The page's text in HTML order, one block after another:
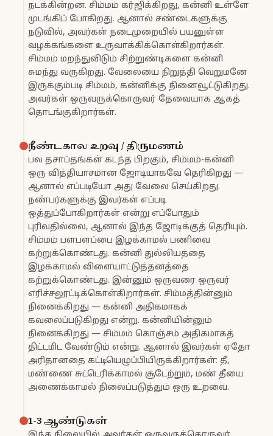
நடக்கின்றன. சிம்மம் கர்ஜிக்கிறது, கன்னி உள்ளே
முடங்கிப் போகிறது. ஆனால் சண்டைகளுக்கு
நடுவில், அவர்கள் நடைமுறையில் பயனுள்ள
வழக்கங்களை உருவாக்கிக்கொள்கிறார்கள்.
சிம்மம் மறந்துவிடும் சிற்றுண்டிகளை கன்னி
சுமந்து வருகிறது. வேலையை நிறுத்தி வெறுமனே
இருக்கும்படி சிம்மம், கன்னிக்கு நினைவூட்டுகிறது.
அவர்கள் ஒருவருக்கொருவர் தேவையாக ஆகத்
தொடங்குகிறார்கள்.
நீண்டகால உறவு / திருமணம்
பல தசாப்தங்கள் கடந்த பிறகும், சிம்மம்-கன்னி
ஒரு வித்தியாசமான ஜோடியாகவே தெரிகிறது —
ஆனால் எப்படியோ அது வேலை செய்கிறது.
நண்பர்களுக்கு இவர்கள் எப்படி
ஒத்துப்போகிறார்கள் என்று எப்போதும்
புரிவதில்லை, ஆனால் இந்த ஜோடிக்குத் தெரியும்.
சிம்மம் பளபளப்பை இழக்காமல் பணிவை
கற்றுக்கொண்டது. கன்னி துல்லியத்தை
இழக்காமல் விளையாட்டுத்தனத்தை
கற்றுக்கொண்டது. இன்னும் ஒருவரை ஒருவர்
எரிச்சலூட்டிக்கொள்கிறார்கள். சிம்மத்தின்னும்
நினைக்கிறது — கன்னி அதிகமாகக்
கவலைப்படுகிறது என்று. கன்னியின்னும்
நினைக்கிறது — சிம்மம் கொஞ்சம் அதிகமாகத்
திட்டமிட வேண்டும் என்று. ஆனால் இவர்கள் ஏதோ
அரிதானதை கட்டியெழுப்பியிருக்கிறார்கள்: தீ,
மண்ணை சுட்டெரிக்காமல் சூடேற்றும், மண் தீயை
அணைக்காமல் நிலைப்படுத்தும் ஒரு உறவை.
1-3 ஆண்டுகள்